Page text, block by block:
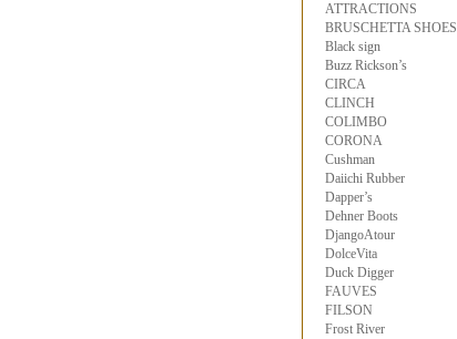
ATTRACTIONS
BRUSCHETTA SHOES
Black sign
Buzz Rickson’s
CIRCA
CLINCH
COLIMBO
CORONA
Cushman
Daiichi Rubber
Dapper’s
Dehner Boots
DjangoAtour
DolceVita
Duck Digger
FAUVES
FILSON
Frost River